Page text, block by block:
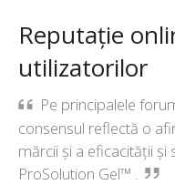
Reputație
utilizatorilor
Pe principalele
consensul reflectă o
mărcii și a eficacității și
ProSolution Gel™ .